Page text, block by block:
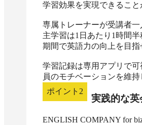
学習効果を実現できること
専属トレーナーが受講者
主学習は1日あたり1時間
期間で英語力の向上を目指
学習記録は専用アプリで
員のモチベーションを維
ポイント 2
実践的な
ENGLISH COMPANY for